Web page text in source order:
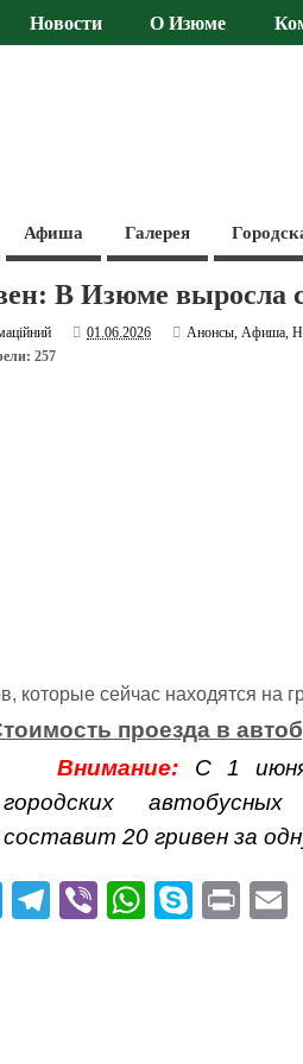
Новости О Изюме
Афиша Галерея
В Изюме выросла
01.06.2026 Анонсы,Афиша,
257
которые сейчас находятся на
проезда в
Внимание: С 1
городских
составит 20 гривен за
T
Te Vi
W
S
Pr